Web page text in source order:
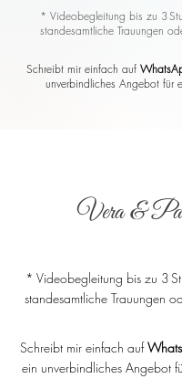
* Videobegleitung bis zu 3
standesamtliche Trauungen
Schreibt mir einfach auf
unverbindliches Angebot für
Vera &
* Videobegleitung bis zu 3
standesamtliche Trauungen
Schreibt mir einfach auf
ein unverbindliches Angebot